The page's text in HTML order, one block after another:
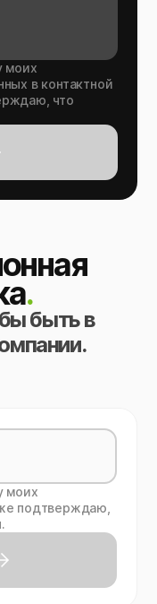
моих
в контактной
что
.
быть в
моих
подтверждаю,